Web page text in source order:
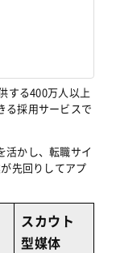
する400万人以上
る採用サービスで
活かし、転職サイ
先回りしてアプ
スカウト
型媒体